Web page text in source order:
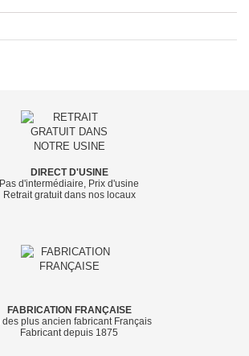
DIRECT D'USINE
Pas d'intermédiaire, Prix d'usine
Retrait gratuit dans nos locaux
FABRICATION FRANÇAISE
des plus ancien fabricant Français
Fabricant depuis 1875